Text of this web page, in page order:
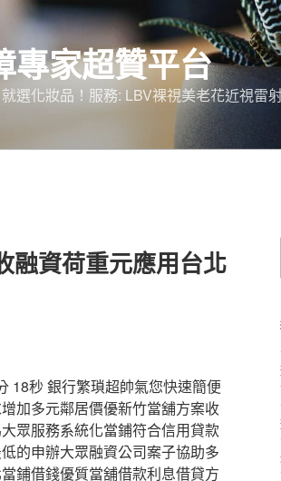
專家超贊平台
選化妝品！服務: LBV裸視美老花近視雷
融資荷重元應用台北
18秒 銀行繁瑣超帥氣您快速簡便
加多元鄰居價優新竹當舖方案收
眾服務系統化當鋪符合信用貸款
的申辦大眾融資公司案子協助多
鋪借錢優質當舖借款利息借貸方